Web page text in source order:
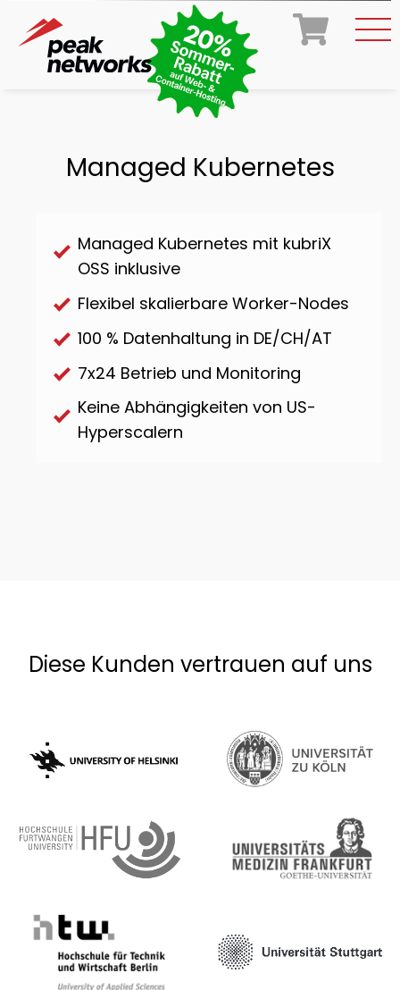
Managed Kubernetes
Managed Kubernetes mit kubriX
OSS inklusive
Flexibel skalierbare Worker-Nodes
100 % Datenhaltung in DE/CH/AT
7x24 Betrieb und Monitoring
Keine Abhängigkeiten von US-
Hyperscalern
Diese Kunden vertrauen auf uns